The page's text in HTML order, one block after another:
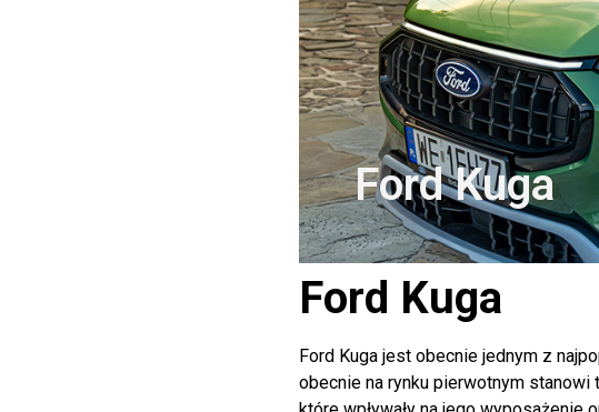
Ford Kuga
Ford Kuga
Ford Kuga jest obecnie jednym z
obecnie na rynku pierwotnym